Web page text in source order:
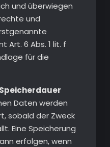
und überwiegen
und
Art. 6 Abs. 1 lit. f
für die
Daten werden
sobald der Zweck
Eine Speicherung
erfolgen, wenn